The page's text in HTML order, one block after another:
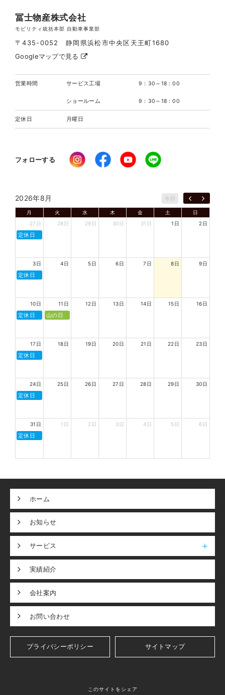
冨士物産株式会社
モビリティ統括本部 自動車事業部
〒435-0052 静岡県浜松市中央区天王町1680
Googleマップで見る
営業時間 サービス工場 9：30～18：00
ショールーム 9：30～18：00
定休日 月曜日
フォローする
2026年8月 今日
月 火 水 木 金 土
日
27日
定休日
28日 29日 30日 31日 1日 2日
3日
定休日
4日 5日 6日 7日 8日 9日
10日
定休日
11日
山の日
12日 13日 14日 15日 16日
17日
定休日
18日 19日 20日 21日 22日 23日
24日
定休日
25日 26日 27日 28日 29日 30日
31日
定休日
1日 2日 3日 4日 5日 6日
ホーム
お知らせ
サービス
実績紹介
会社案内
お問い合わせ
プライバシーポリシー サイトマップ
このサイトをシェア